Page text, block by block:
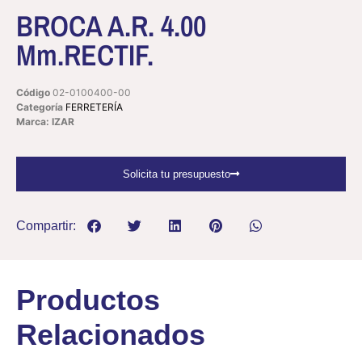
BROCA A.R. 4.00
Mm.RECTIF.
Código 02-0100400-00
Categoría FERRETERÍA
Marca: IZAR
Solicita tu presupuesto
Compartir:
Productos
Relacionados